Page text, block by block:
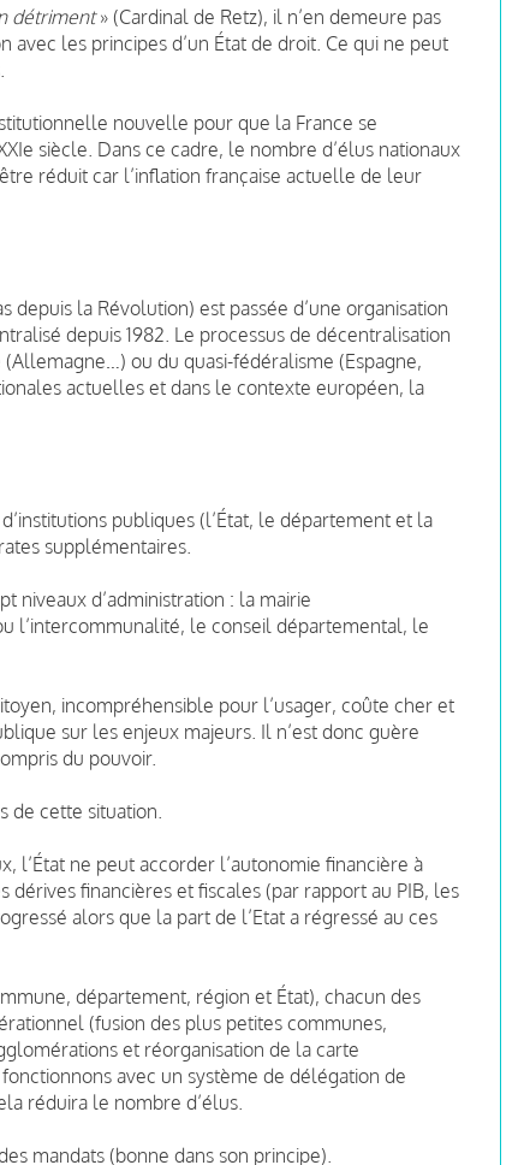
détriment» (Cardinal de Retz), il n’en demeure pas
les principes d’un État de droit. Ce qui ne peut
nouvelle pour que la France se
siècle. Dans ce cadre, le nombre d’élus nationaux
réduit car l’inflation française actuelle de leur
depuis la Révolution) est passée d’une organisation
depuis 1982. Le processus de décentralisation
ou du quasi-fédéralisme (Espagne,
actuelles et dans le contexte européen, la
publiques (l’État, le département et la
supplémentaires.
niveaux d’administration : la mairie
l’intercommunalité, le conseil départemental, le
incompréhensible pour l’usager, coûte cher et
sur les enjeux majeurs. Il n’est donc guère
du pouvoir.
de cette situation.
l’État ne peut accorder l’autonomie financière à
dérives financières et fiscales (par rapport au PIB, les
alors que la part de l’Etat a régressé au ces
département, région et État), chacun des
(fusion des plus petites communes,
et réorganisation de la carte
avec un système de délégation de
réduira le nombre d’élus.
mandats (bonne dans son principe).